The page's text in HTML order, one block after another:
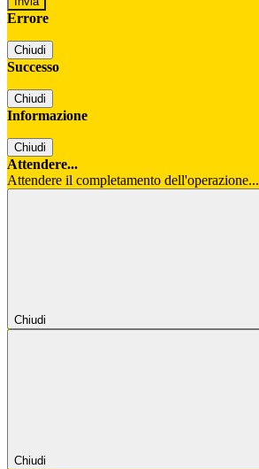
Errore
Chiudi
Successo
Chiudi
Informazione
Chiudi
Attendere...
Attendere il completamento dell'operazione...
Chiudi
Chiudi